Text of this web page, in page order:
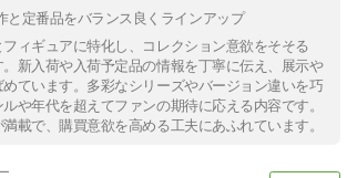
と定番品をバランス良くラインアップ
ィギュアに特化し、コレクション意欲をそそる
新入荷や入荷予定品の情報を丁寧に伝え、展示や
ています。多彩なシリーズやバージョン違いを巧
や年代を超えてファンの期待に応える内容です。
載で、購買意欲を高める工夫にあふれています。